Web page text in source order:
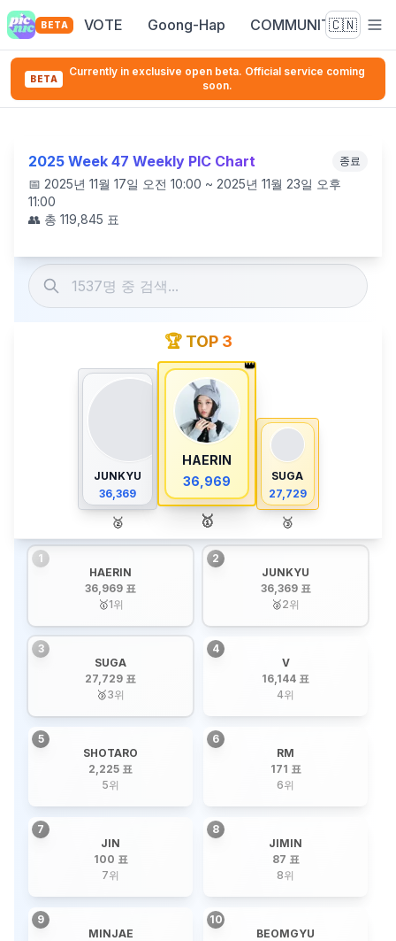
BETA VOTE Goong-Hap COMMUNITY🇨🇳
BETA
Currently in exclusive open beta. Official service coming
soon.
2025 Week 47 Weekly PIC Chart 종료
📅 2025년 11월 17일 오전 10:00 ~ 2025년 11월 23일 오후
11:00
👥 총 119,845 표
🏆 TOP 3
JUNKYU
36,369
🥈
👑
HAERIN
36,969
🥇
SUGA
27,729
🥉
1
HAERIN
36,969 표
🥇1위
2
JUNKYU
36,369 표
🥈2위
3
SUGA
27,729 표
🥉3위
4
V
16,144 표
4위
5
SHOTARO
2,225 표
5위
6
RM
171 표
6위
7
JIN
100 표
7위
8
JIMIN
87 표
8위
9
MINJAE
10
BEOMGYU